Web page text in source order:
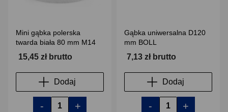
Mini gąbka polerska
twarda biała 80 mm M14
15,45 zł brutto
Dodaj
- +
Gąbka uniwersalna D120
mm BOLL
7,13 zł brutto
Dodaj
- +